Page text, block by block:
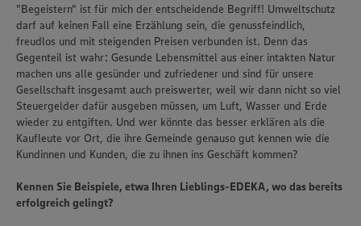
"Begeistern" ist für mich der entscheidende Begriff! Umweltschutz
darf auf keinen Fall eine Erzählung sein, die genussfeindlich,
freudlos und mit steigenden Preisen verbunden ist. Denn das
Gegenteil ist wahr: Gesunde Lebensmittel aus einer intakten Natur
machen uns alle gesünder und zufriedener und sind für unsere
Gesellschaft insgesamt auch preiswerter, weil wir dann nicht so viel
Steuergelder dafür ausgeben müssen, um Luft, Wasser und Erde
wieder zu entgiften. Und wer könnte das besser erklären als die
Kaufleute vor Ort, die ihre Gemeinde genauso gut kennen wie die
Kundinnen und Kunden, die zu ihnen ins Geschäft kommen?
Kennen Sie Beispiele, etwa Ihren Lieblings-EDEKA, wo das bereits
erfolgreich gelingt?